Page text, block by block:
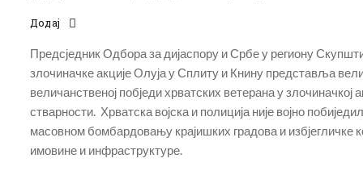
Додај
Предсједник Одбора за дијаспору и Србе у региону
злочиначке акције Олуја у Сплиту и Книну представља
величанственој побједи хрватских ветерана у
стварности. Хрватска војска и полиција није војно
масовном бомбардовању крајишких градова и
имовине и инфраструктуре.